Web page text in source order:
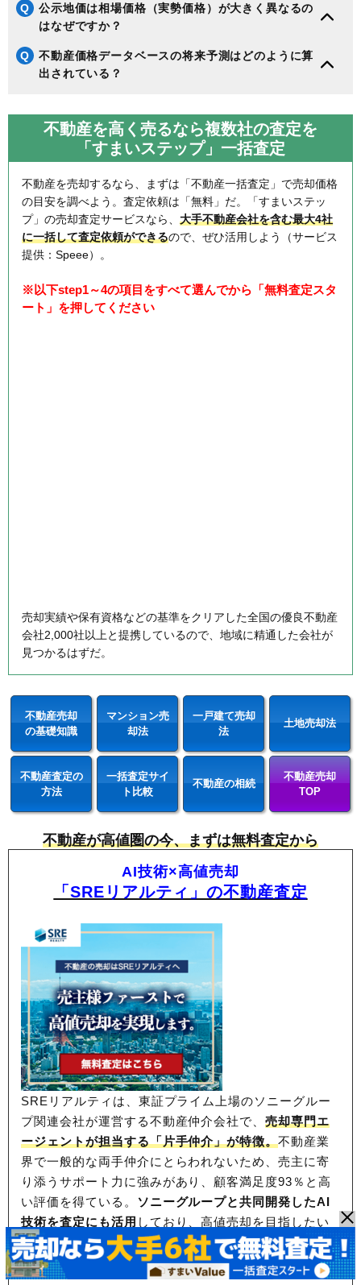
Q
公示地価は相場価格（実勢価格）が大きく異なるの
はなぜですか？
Q
不動産価格データベースの将来予測はどのように算
出されている？
不動産を高く売るなら複数社の査定を
「すまいステップ」一括査定
不動産を売却するなら、まずは「不動産一括査定」で売却価格
の目安を調べよう。査定依頼は「無料」だ。「すまいステッ
プ」の売却査定サービスなら、 大手不動産会社を含む最大4社
に一括して査定依頼ができるので、ぜひ活用しよう（サービス
提供：Speee）。
※以下step1～4の項目をすべて選んでから「無料査定スタ
ート」を押してください
売却実績や保有資格などの基準をクリアした全国の優良不動産
会社2,000社以上と提携しているので、地域に精通した会社が
見つかるはずだ。
不動産売却
の基礎知識
マンション売
却法
一戸建て売却
法
土地売却法
不動産査定の
方法
一括査定サイ
ト比較
不動産の相続
不動産売却
TOP
不動産が高値圏の今、まずは無料査定から
AI技術×高値売却
「SREリアルティ」の不動産査定
SREリアルティは、東証プライム上場のソニーグルー
プ関連会社が運営する不動産仲介会社で、売却専門エ
ージェントが担当する「片手仲介」が特徴。不動産業
界で一般的な両手仲介にとらわれないため、売主に寄
り添うサポート力に強みがあり、顧客満足度93％と高
い評価を得ている。 ソニーグループと共同開発したAI
技術を査定にも活用 しており、高値売却を目指したい
方におすすめだ。※対応エリア：東京都、神奈川県、千葉県、埼玉
県、大阪府、兵庫県、京都府